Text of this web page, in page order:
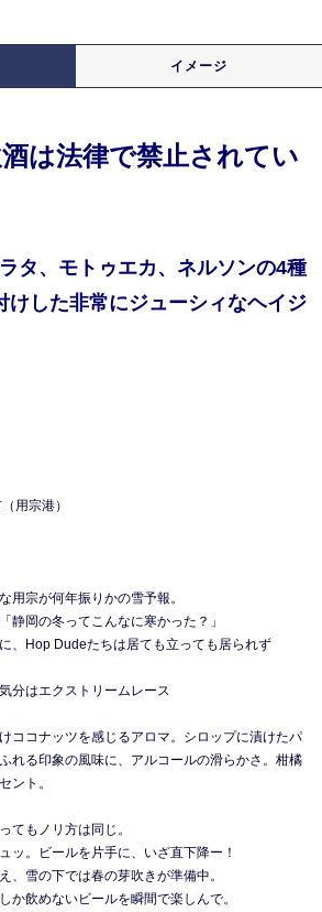
イメージ
は法律で禁止されてい
タ、モトゥエカ、ネルソンの4種
けした非常にジューシィなヘイジ
用宗港）
用宗が何年振りかの雪予報。
静岡の冬ってこんなに寒かった？」
、Hop Dudeたちは居ても立っても居られず
分はエクストリームレース
ココナッツを感じるアロマ。シロップに漬けたパ
れる印象の風味に、アルコールの滑らかさ。柑橘
ント。
てもノリ方は同じ。
ッ。ビールを片手に、いざ直下降ー！
、雪の下では春の芽吹きが準備中。
か飲めないビールを瞬間で楽しんで。